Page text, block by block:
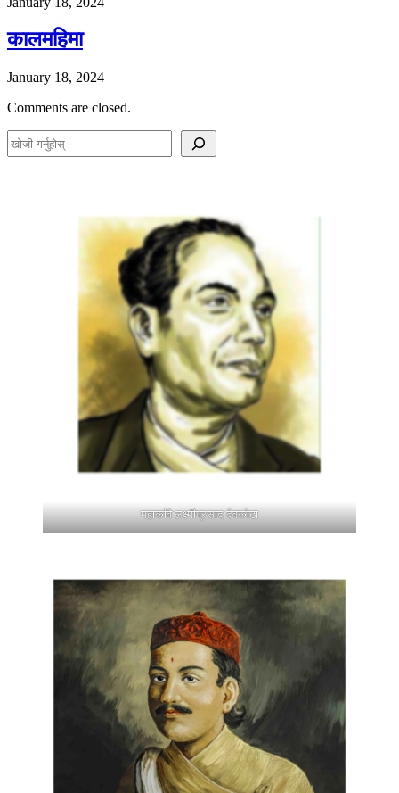
कालमहिमा
January 18, 2024
Comments are closed.
e
महाकवि लक्ष्मीप्रसाद देवकोटा